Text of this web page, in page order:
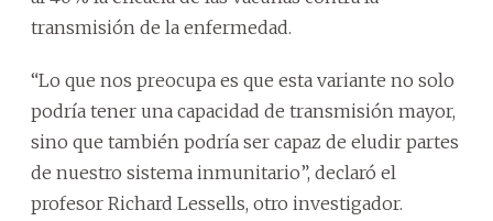
transmisión de la enfermedad.
“Lo que nos preocupa es que esta variante no solo
podría tener una capacidad de transmisión mayor,
sino que también podría ser capaz de eludir partes
de nuestro sistema inmunitario”, declaró el
profesor Richard Lessells, otro investigador.